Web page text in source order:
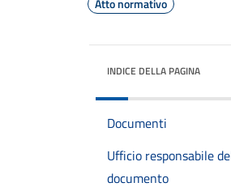
Atto normativo
INDICE DELLA PAGINA
Documenti
Ufficio responsabile
documento